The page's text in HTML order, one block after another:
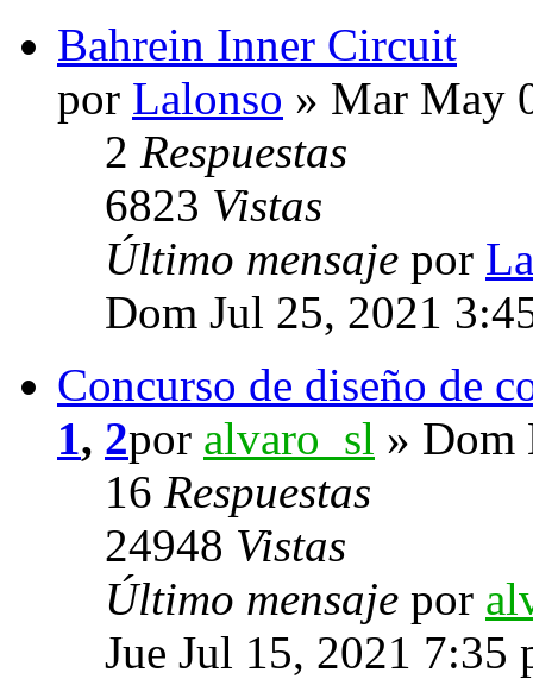
Bahrein Inner Circuit
por Lalonso » Mar May
2 Respuestas
6823 Vistas
Último mensaje por
Dom Jul 25, 2021
Concurso de diseño de
1, 2por alvaro_sl » Dom
16 Respuestas
24948 Vistas
Último mensaje por
Jue Jul 15, 2021 7:35